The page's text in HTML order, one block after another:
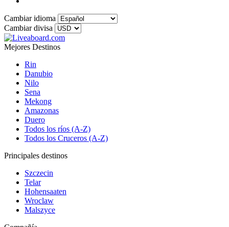
Cambiar idioma
Cambiar divisa
Mejores Destinos
Rin
Danubio
Nilo
Sena
Mekong
Amazonas
Duero
Todos los ríos (A-Z)
Todos los Cruceros (A-Z)
Principales destinos
Szczecin
Telar
Hohensaaten
Wroclaw
Malszyce